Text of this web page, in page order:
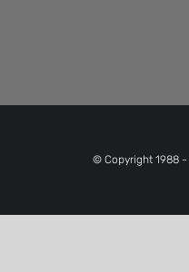
© Copyright 1988 -